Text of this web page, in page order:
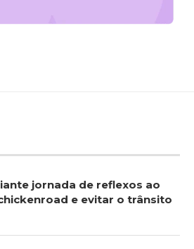
jornada de reflexos ao
e evitar o trânsito